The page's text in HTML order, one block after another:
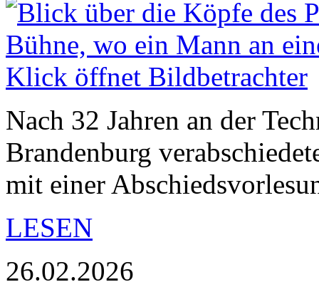
Nach 32 Jahren an der
Brandenburg
mit einer
LESEN
26.02.2026